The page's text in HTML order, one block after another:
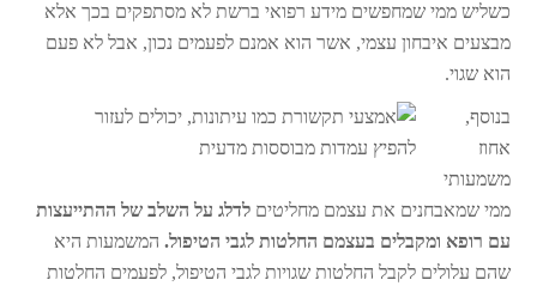
כשליש ממי שמחפשים מידע רפואי ברשת לא מסתפקים בכך אלא
מבצעים איבחון עצמי, אשר הוא אמנם לפעמים נכון, אבל לא פעם
הוא שגוי.
בנוסף,
אחוז
משמעותי
ממי שמאבחנים את עצמם מחליטיםלדלג על השלב של ההתייעצות
עם רופא ומקבלים בעצמם החלטות לגבי הטיפול. המשמעות היא
שהם עלולים לקבל החלטות שגויות לגבי הטיפול, לפעמים החלטות